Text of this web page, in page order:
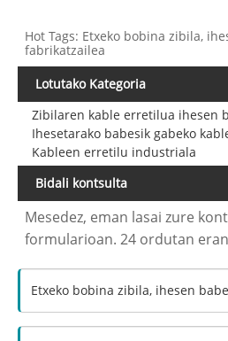
Hot Tags: Etxeko bobina zibila,
fabrikatzailea
Lotutako Kategoria
Zibilaren kable erretilua ihesen
Ihesetarako babesik gabeko
Kableen erretilu industriala
Bidali kontsulta
Mesedez, eman lasai zure
formularioan. 24 ordutan